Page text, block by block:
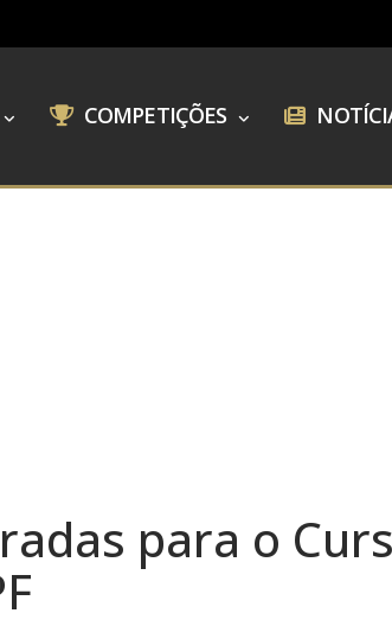
COMPETIÇÕES
para o